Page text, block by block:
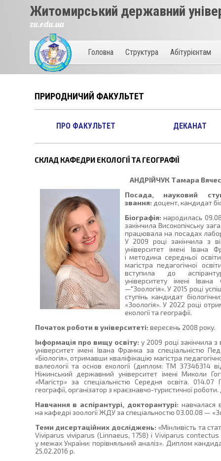
Житомирський державний
zu.edu.ua
Головна Структура Абітурієнтам
ПРИРОДНИЧИЙ ФАКУЛЬТЕТ
ПРО ФАКУЛЬТЕТ ДЕКАНАТ
СКЛАД КАФЕДРИ ЕКОЛОГІЇ ТА ГЕОГРАФІЇ
АНДРІЙЧУК Тамара
Посада, науковий
звання: доцент, кандидат
Біографія: народилась
закінчила Високопічську
працювала на посадах
У 2009 році закінчила з
університет імені Івана
і методика середньої
магістра педагогічної
вступила до
університету імені
—"Зоологія«. У 2015 році
ступінь кандидат
«Зоологія». У 2022 році
екології та географії.
Початок роботи в університеті: вересень 2008 року.
Інформація про вищу освіту: у 2009 році закінчила
університет імені Івана Франка за спеціальністю
«Біологія», отримавши кваліфікацію магістра
валеології та основ екології (диплом: ТМ 37346314
Ніжинський державний університет імені Миколи
«Магістр» за спеціальністю Середня освіта. 014.07
географії, організатор з краєзнавчо-туристичної
Навчання в аспірантурі, докторантурі: навчалася
на кафедрі зоології ЖДУ за спеціальностю 03.00.08 —
Теми дисертаційних досліджень: «Мінливість та
Viviparus viviparus (Linnaeus, 1758) і Viviparus
у межах України: порівняльний аналіз». Диплом
25.02.2016 р.